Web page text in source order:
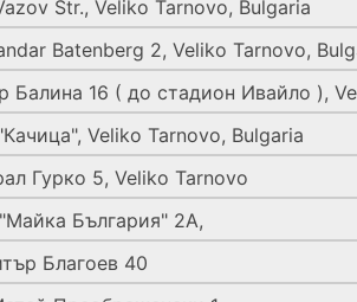
Str., Veliko Tarnovo, Bulgaria
Batenberg 2, Veliko Tarnovo,
Балина 16 ( до стадион Ивайло ),
Veliko Tarnovo, Bulgaria
Гурко 5, Veliko Tarnovo
България" 2А,
Благоев 40